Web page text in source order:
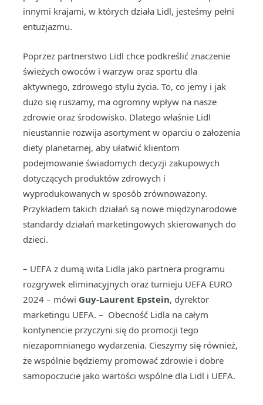
innymi krajami, w których działa Lidl, jesteśmy pełni
entuzjazmu.
Poprzez partnerstwo Lidl chce podkreślić znaczenie
świeżych owoców i warzyw oraz sportu dla
aktywnego, zdrowego stylu życia. To, co jemy i jak
dużo się ruszamy, ma ogromny wpływ na nasze
zdrowie oraz środowisko. Dlatego właśnie Lidl
nieustannie rozwija asortyment w oparciu o założenia
diety planetarnej, aby ułatwić klientom
podejmowanie świadomych decyzji zakupowych
dotyczących produktów zdrowych i
wyprodukowanych w sposób zrównoważony.
Przykładem takich działań są nowe międzynarodowe
standardy działań marketingowych skierowanych do
dzieci.
– UEFA z dumą wita Lidla jako partnera programu
rozgrywek eliminacyjnych oraz turnieju UEFA EURO
2024 – mówi Guy-Laurent Epstein, dyrektor
marketingu UEFA. – Obecność Lidla na całym
kontynencie przyczyni się do promocji tego
niezapomnianego wydarzenia. Cieszymy się również,
że wspólnie będziemy promować zdrowie i dobre
samopoczucie jako wartości wspólne dla Lidl i UEFA.